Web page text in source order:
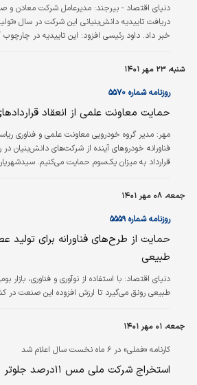
دنياي اقتصاد - بيرجند: مدیرعامل شرکت معادن و
دریافت تاییدیه دانش‌‌بنیانی این شرکت در سال
خبر داد. داود رئیسی افزود: این تاییدیه در
دانش‌‌بنیان و تجاری‌‌سازی نوآوری‌‌ها و اختراعات توسط
صادر شده است.
شنبه، ۲۳ مهر ۱۴۰۱
روزنامه شماره ۵۵۷۰
حمایت معاونت علمی از انعقاد
مهر: مدیر گروه خودرویی معاونت علمی و فناوری
فناورانه خودروهای آینده از شرکت‌های دانش‌بنیان در
قرارداد به میزان یک‌سوم حمایت می‌کنیم.
آینده که در محل ستاد توسعه فناوری‌های حوزه
معاونت علمی برگزار شد، گفت: پیشرفت در دنیا
همانطور که این اتفاق در صنعت خودرو در حال رخ
جمعه، ۰۸ مهر ۱۴۰۱
روزنامه شماره ۵۵۵۹
حمایت از طرح‌های فناورانه برای
طبیعی
دنیای اقتصاد: با استفاده از نوآوری و فناوری،
طبیعی رونق می‌گیرد تا ارزش افزوده این صنعت در
جمعه، ۰۱ مهر ۱۴۰۱
کارنامه «فملی» در ۶ ماه نخست سال اعلام شد
استخراج شرکت ملی مس ۱۱‌درصد جلوتر از برنامه